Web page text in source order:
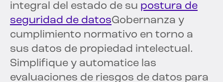
integral del estado de su postura de
seguridad de datosGobernanza y
cumplimiento normativo en torno a
sus datos de propiedad intelectual.
Simplifique y automatice las
evaluaciones de riesgos de datos para